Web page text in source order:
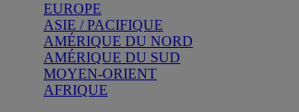
EUROPE
ASIE / PACIFIQUE
AMÉRIQUE DU NORD
AMÉRIQUE DU SUD
MOYEN-ORIENT
AFRIQUE